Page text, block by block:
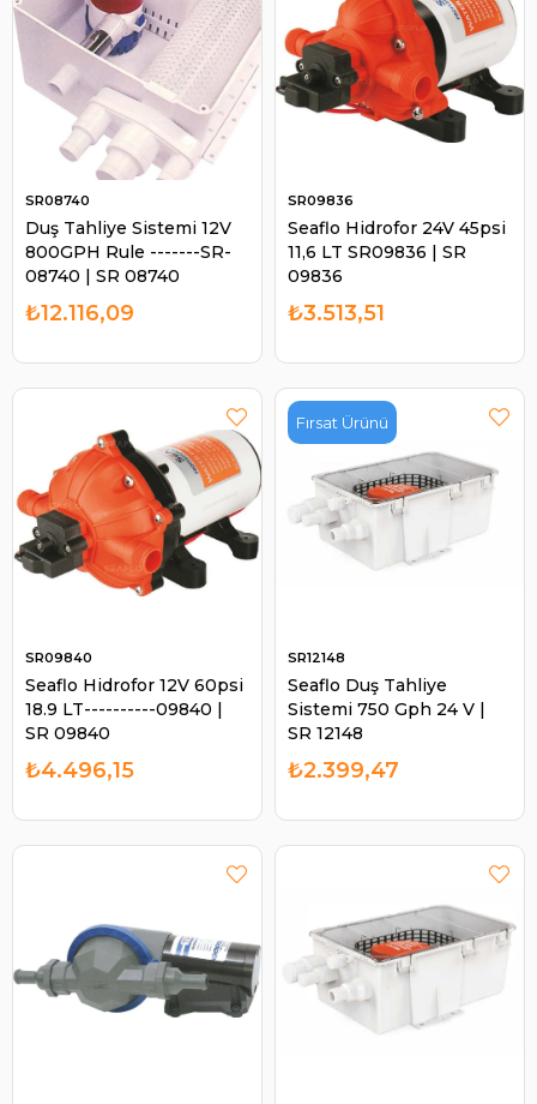
Duş Tahliye Sistemi 12V
800GPH Rule -------SR-
08740 | SR 08740
SR08740
₺12.116,09
Seaflo Hidrofor 24V 45psi
11,6 LT SR09836 | SR
09836
SR09836
₺3.513,51
Seaflo Hidrofor 12V 60psi
18.9 LT----------09840 |
SR 09840
SR09840
₺4.496,15
Seaflo Duş Tahliye
Sistemi 750 Gph 24 V |
SR 12148
SR12148
₺2.399,47
Fırsat Ürünü